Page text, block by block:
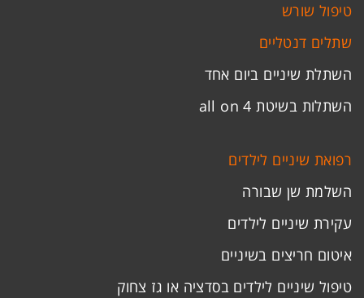
טיפול שורש
שתלים דנטליים
השתלת שיניים ביום אחד
השתלות בשיטת all on 4
רפואת שיניים לילדים
השלמת שן שבורה
עקירת שיניים לילדים
איטום חריצים בשיניים
טיפול שיניים לילדים בסדציה או גז צחוק